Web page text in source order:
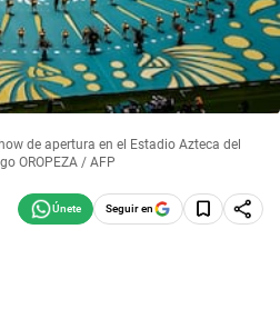
de apertura en el Estadio Azteca del
OROPEZA / AFP
Seguir en